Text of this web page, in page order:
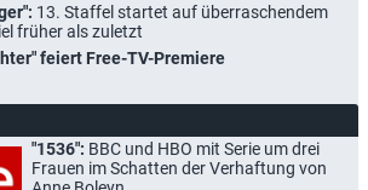
13. Staffel startet auf überraschendem
früher als zuletzt
feiert Free-TV-Premiere
"1536": BBC und HBO mit Serie um drei
Frauen im Schatten der Verhaftung von